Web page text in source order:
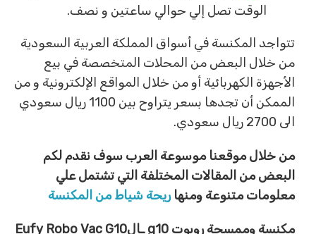
الوقت تصل إلي حوالي ساعتين و نصف.
تتواجد المكنسة في أسواق المملكة العربية السعودية
من خلال البعض من المحلات المتخصصة في بيع
الأجهزة الكهربائية أو من خلال المواقع الإلكترونية و من
الممكن أن تجدها بسعر يتراوح بين 1100 ريال سعودي
من خلال موقعنا موسوعة العرب سوف نقدم لكم
البعض من المقالات المختلفة التي تشتمل علي
معلومات متنوعة ومنهاريحة شياط من المكنسة
مكنسة وممسحة روبوت
g10 ـالEufy Robo Vac G10